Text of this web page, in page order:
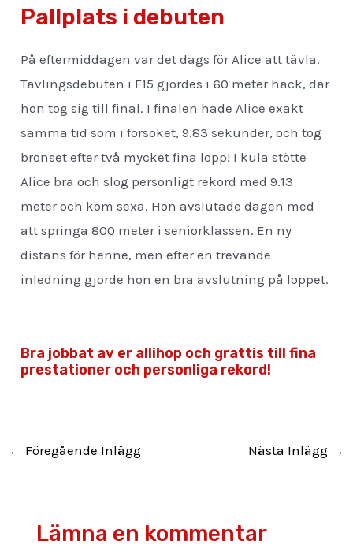
Pallplats i debuten
På eftermiddagen var det dags för Alice att tävla.
Tävlingsdebuten i F15 gjordes i 60 meter häck, där
hon tog sig till final. I finalen hade Alice exakt
samma tid som i försöket, 9.83 sekunder, och tog
bronset efter två mycket fina lopp! I kula stötte
Alice bra och slog personligt rekord med 9.13
meter och kom sexa. Hon avslutade dagen med
att springa 800 meter i seniorklassen. En ny
distans för henne, men efter en trevande
inledning gjorde hon en bra avslutning på loppet.
Bra jobbat av er allihop och grattis till fina
prestationer och personliga rekord!
← Föregående Inlägg Nästa Inlägg →
Lämna en kommentar